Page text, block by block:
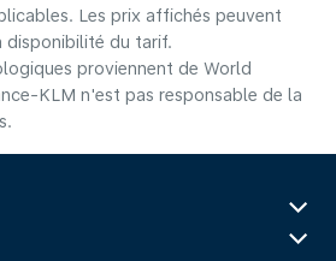
Les prix affichés peuvent
disponibilité du tarif.
proviennent de World
KLM n'est pas responsable de la